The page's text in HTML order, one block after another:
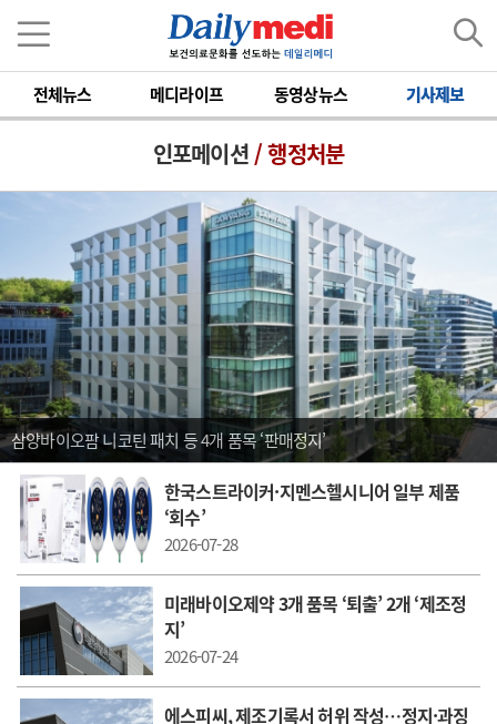
전체뉴스 메디라이프 동영상뉴스 기사제보
인포메이션/ 행정처분
삼양바이오팜 니코틴 패치 등 4개 품목 ‘판매정지’
한국스트라이커·지멘스헬시니어 일부 제품
‘회수’
2026-07-28
미래바이오제약 3개 품목 ‘퇴출’ 2개 ‘제조정
지’
2026-07-24
에스피씨, 제조기록서 허위 작성…정지·과징